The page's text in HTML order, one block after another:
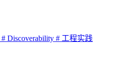
# Discoverability # 工程实践